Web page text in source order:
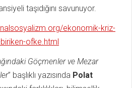
taşıdığını savunuyor.
ekonomik-kriz-
ofke.html
Göçmenler ve Mezar
” başlıklı yazısında Polat